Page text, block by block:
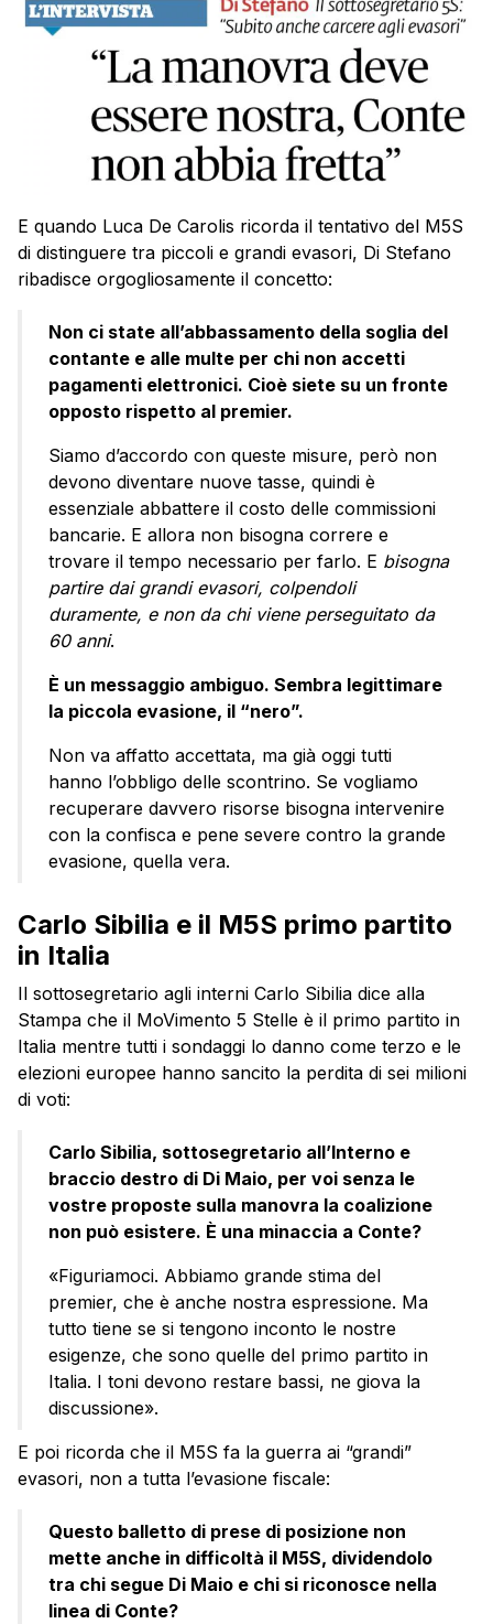
E quando Luca De Carolis ricorda il tentativo del M5S
di distinguere tra piccoli e grandi evasori, Di Stefano
ribadisce orgogliosamente il concetto:
Non ci state all’abbassamento della soglia del
contante e alle multe per chi non accetti
pagamenti elettronici. Cioè siete su un fronte
opposto rispetto al premier.
Siamo d’accordo con queste misure, però non
devono diventare nuove tasse, quindi è
essenziale abbattere il costo delle commissioni
bancarie. E allora non bisogna correre e
trovare il tempo necessario per farlo. E bisogna
partire dai grandi evasori, colpendoli
duramente, e non da chi viene perseguitato da
60 anni.
È un messaggio ambiguo. Sembra legittimare
la piccola evasione, il “nero”.
Non va affatto accettata, ma già oggi tutti
hanno l’obbligo delle scontrino. Se vogliamo
recuperare davvero risorse bisogna intervenire
con la confisca e pene severe contro la grande
evasione, quella vera.
Carlo Sibilia e il M5S primo partito
in Italia
Il sottosegretario agli interni Carlo Sibilia dice alla
Stampa che il MoVimento 5 Stelle è il primo partito in
Italia mentre tutti i sondaggi lo danno come terzo e le
elezioni europee hanno sancito la perdita di sei milioni
di voti:
Carlo Sibilia, sottosegretario all’Interno e
braccio destro di Di Maio, per voi senza le
vostre proposte sulla manovra la coalizione
non può esistere. È una minaccia a Conte?
«Figuriamoci. Abbiamo grande stima del
premier, che è anche nostra espressione. Ma
tutto tiene se si tengono inconto le nostre
esigenze, che sono quelle del primo partito in
Italia. I toni devono restare bassi, ne giova la
discussione».
E poi ricorda che il M5S fa la guerra ai “grandi”
evasori, non a tutta l’evasione fiscale:
Questo balletto di prese di posizione non
mette anche in difficoltà il M5S, dividendolo
tra chi segue Di Maio e chi si riconosce nella
linea di Conte?